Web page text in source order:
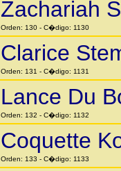
Zachariah
Orden: 130 - C�digo: 1130
Clarice
Orden: 131 - C�digo: 1131
Lance Du
Orden: 132 - C�digo: 1132
Coquette
Orden: 133 - C�digo: 1133